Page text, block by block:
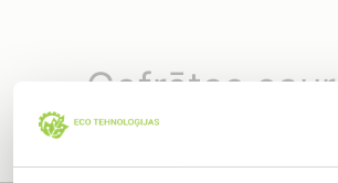
Gofrētas